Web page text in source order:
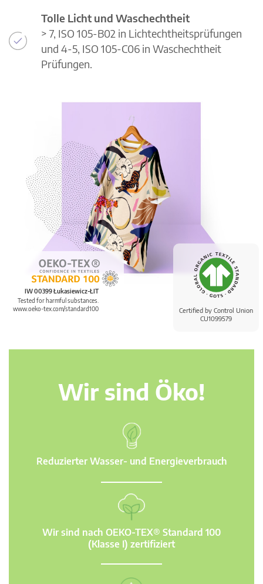
Certified by Control Union
CU1099579
IW 00399 Łukasiewicz-ŁIT
Tested for harmful substances.
www.oeko-tex.com/standard100
Tolle Licht und Waschechtheit
> 7, ISO 105-B02 in Lichtechtheitsprüfungen
und 4-5, ISO 105-C06 in Waschechtheit
Prüfungen.
Wir sind Öko!
Reduzierter Wasser- und Energieverbrauch
Wir sind nach OEKO-TEX® Standard 100
(Klasse I) zertifiziert